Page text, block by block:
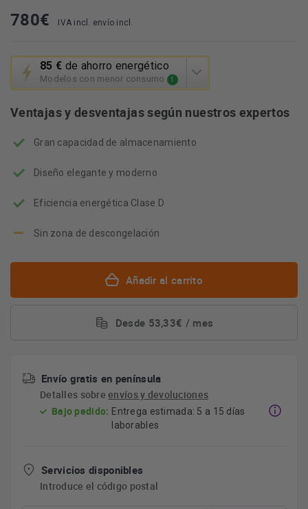
780€ IVA incl. envío incl.
85 € de ahorro energético
Modelos con menor consumo 1
Esta
acción
abrirá
herramienta
ahorro
Youreko.
Ventajas y desventajas según nuestros expertos
Gran capacidad de almacenamiento
Diseño elegante y moderno
Eficiencia energética Clase D
Sin zona de descongelación
Añadir al carrito
Desde 53,33€ / mes
Envío gratis en península
Detalles sobreenvíos y devoluciones
Bajo pedido: Entrega estimada: 5 a 15 días
laborables
Servicios disponibles
Introduce el código postal